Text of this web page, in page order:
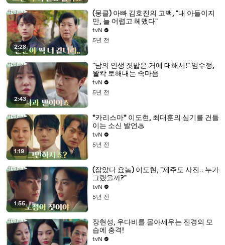
2:28
(뭉클) 아빠 김호진의 고백, "내 아들이지
만, 늘 어렵고 헤맸다"
tvN
5년 전
2:43
"남의 인생 짓밟은 거에 대해서!" 임수정,
왈칵 토해내는 속마음
tvN
5년 전
1:19
*카리스마* 이도현, 최대훈의 심기를 건들
이는 소신 발언♨
tvN
5년 전
1:55
(잡았다 요놈) 이도현, "제주도 사진.. 누가
그랬을까?"
tvN
5년 전
장현성, 우다비를 몰아세우는 진경의 모
습에 충격!
tvN